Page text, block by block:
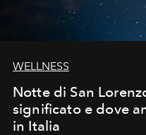
WELLNESS
Notte di San
significato e dove
in Italia